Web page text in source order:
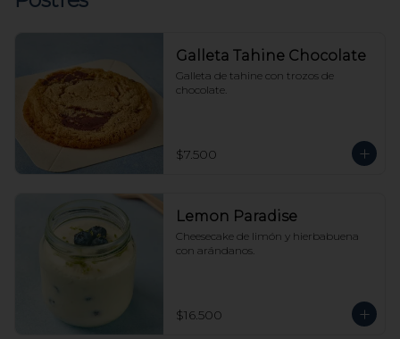
Galleta Tahine Chocolate
Galleta de tahine con trozos de
chocolate.
$7.500
Lemon Paradise
Cheesecake de limón y hierbabuena
con arándanos.
$16.500